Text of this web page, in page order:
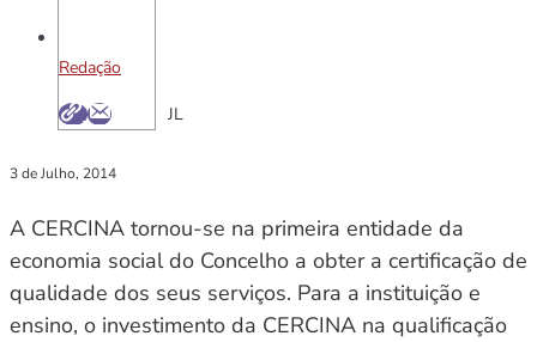
Redação
JL
3 de Julho, 2014
A CERCINA tornou-se na primeira entidade da
economia social do Concelho a obter a certificação de
qualidade dos seus serviços. Para a instituição e
ensino, o investimento da CERCINA na qualificação